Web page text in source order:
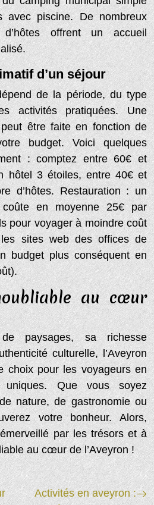
avec piscine. De nombreux
offrent un accueil
d’un séjour
de la période, du type
activités pratiquées. Une
être faite en fonction de
budget. Voici quelques
: comptez entre 60€ et
hôtel 3 étoiles, entre 40€ et
d’hôtes. Restauration : un
en moyenne 25€ par
pour voyager à moindre coût
sites web des offices de
budget plus conséquent en
au cœur
paysages, sa richesse
culturelle, l’Aveyron
choix pour les voyageurs en
uniques. Que vous soyez
nature, de gastronomie ou
votre bonheur. Alors,
par les trésors et à
au cœur de l’Aveyron !
Activités en aveyron :